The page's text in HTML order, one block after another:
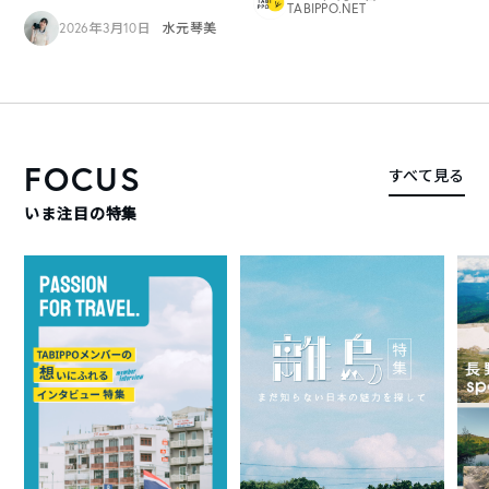
2026年3月10日 水元琴美
TABIPPO.NET
FOCUS
いま注目の特集
すべて見る